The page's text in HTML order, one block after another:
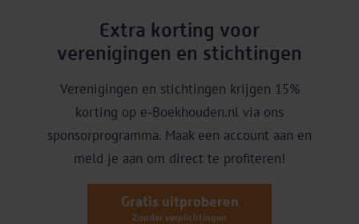
Extra korting voor
verenigingen en stichtingen
Verenigingen en stichtingen krijgen 15%
korting op e‑Boekhouden.nl via ons
sponsorprogramma. Maak een account aan en
meld je aan om direct te profiteren!
Gratis uitproberen
Zonder verplichtingen